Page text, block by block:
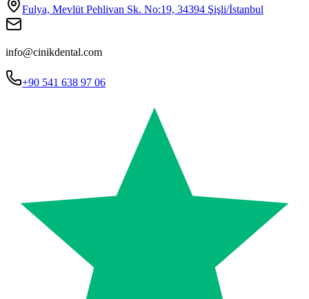
Fulya, Mevlüt Pehlivan Sk. No:19, 34394 Şişli/İstanbul
info@cinikdental.com
+90 541 638 97 06